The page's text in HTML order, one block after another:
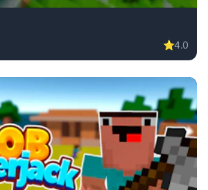
⭐4.0
free. adventure game, no